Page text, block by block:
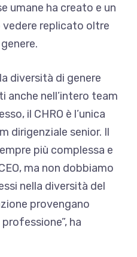
umane ha creato e un
replicato oltre
diversità di genere
anche nell’intero team
il CHRO è l’unica
dirigenziale senior. Il
più complessa e
ma non dobbiamo
nella diversità del
provengano
ha